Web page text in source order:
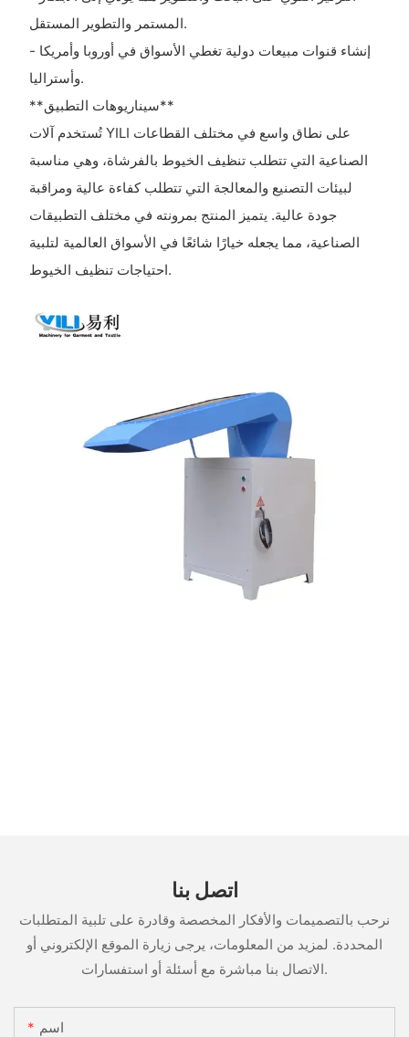
المستمر والتطوير المستقل.
- إنشاء قنوات مبيعات دولية تغطي الأسواق في أوروبا وأمريكا
وأستراليا.
**سيناريوهات التطبيق**
تُستخدم آلات YILI على نطاق واسع في مختلف القطاعات
الصناعية التي تتطلب تنظيف الخيوط بالفرشاة، وهي مناسبة
لبيئات التصنيع والمعالجة التي تتطلب كفاءة عالية ومراقبة
جودة عالية. يتميز المنتج بمرونته في مختلف التطبيقات
الصناعية، مما يجعله خيارًا شائعًا في الأسواق العالمية لتلبية
احتياجات تنظيف الخيوط.
اتصل بنا
نرحب بالتصميمات والأفكار المخصصة وقادرة على تلبية المتطلبات
المحددة. لمزيد من المعلومات، يرجى زيارة الموقع الإلكتروني أو
الاتصال بنا مباشرة مع أسئلة أو استفسارات.
اسم